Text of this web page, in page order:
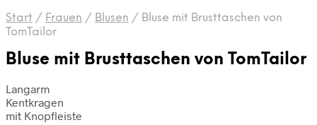
Start / Frauen / Blusen / Bluse mit Brusttaschen von
TomTailor
Bluse mit Brusttaschen von TomTailor
Langarm
Kentkragen
mit Knopfleiste